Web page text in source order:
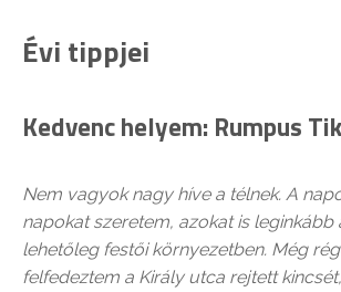
Évi tippjei
Kedvenc helyem: Rumpus
Nem vagyok nagy híve a télnek. A
napokat szeretem, azokat is leginkább
lehetőleg festői környezetben. Még
felfedeztem a Király utca rejtett